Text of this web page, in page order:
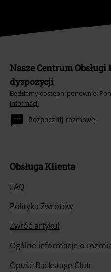
Nasze Centrum
dyspozycji
Będziemy dostępni ponownie:
informacji
Rozpocznij rozmowę
Obsługa Klienta
FAQ
Polityka Zwrotów
Zwróć artykuł
Ogólne informacje o
Opuść Backstage Club